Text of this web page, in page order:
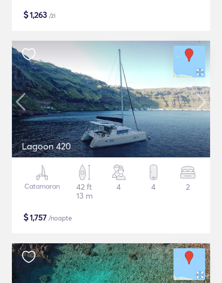
$1,263 /zi
Lagoon 420
Catamaran
42 ft
13 m
4 4 2
$1,757 /noapte